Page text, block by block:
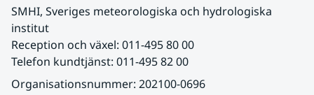
SMHI, Sveriges meteorologiska och hydrologiska
institut
Reception och växel: 011-495 80 00
Telefon kundtjänst: 011-495 82 00
Organisationsnummer: 202100-0696